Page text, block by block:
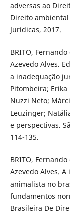
adversas ao
Direito ambiental
Jurídicas, 2017.
BRITO,
Azevedo Alves.
a inadequação
Pitombeira; Erika
Nuzzi Neto;
Leuzinger;
e perspectivas.
114-135.
BRITO,
Azevedo Alves.
animalista no
fundamentos
Brasileira De